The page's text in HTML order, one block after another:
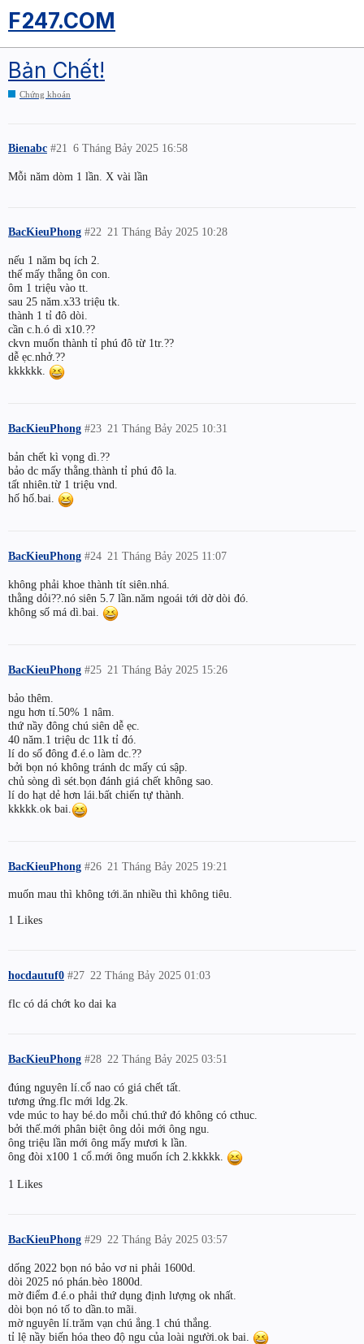
F247.COM
Bản Chết!
Chứng khoán
Bienabc 6 Tháng Bảy 2025 16:58
#21
Mỗi năm dòm 1 lần. X vài lần
BacKieuPhong 21 Tháng Bảy 2025 10:28
#22
nếu 1 năm bq ích 2.
thế mấy thằng ôn con.
ôm 1 triệu vào tt.
sau 25 năm.x33 triệu tk.
thành 1 tỉ đô dòi.
cần c.h.ó dì x10.??
ckvn muốn thành tỉ phú đô từ 1tr.??
dễ ẹc.nhở.??
kkkkkk.
BacKieuPhong 21 Tháng Bảy 2025 10:31
#23
bản chết kì vọng dì.??
bảo dc mấy thằng.thành tỉ phú đô la.
tất nhiên.từ 1 triệu vnd.
hố hố.bai.
BacKieuPhong 21 Tháng Bảy 2025 11:07
#24
không phải khoe thành tít siên.nhá.
thằng dỏi??.nó siên 5.7 lần.năm ngoái tới dờ dòi đó.
không số má dì.bai.
BacKieuPhong 21 Tháng Bảy 2025 15:26
#25
bảo thêm.
ngu hơn tí.50% 1 nâm.
thứ nầy đông chú siên dễ ẹc.
40 năm.1 triệu dc 11k tỉ đó.
lí do số đông đ.é.o làm dc.??
bởi bọn nó không tránh dc mấy cú sập.
chủ sòng dì sét.bọn đánh giá chết không sao.
lí do hạt dẻ hơn lái.bất chiến tự thành.
kkkkk.ok bai.
BacKieuPhong 21 Tháng Bảy 2025 19:21
#26
muốn mau thì không tới.ăn nhiều thì không tiêu.
1 Likes
hocdautuf0 22 Tháng Bảy 2025 01:03
#27
flc có dá chớt ko dai ka
BacKieuPhong 22 Tháng Bảy 2025 03:51
#28
đúng nguyên lí.cổ nao có giá chết tất.
tương ứng.flc mới ldg.2k.
vde múc to hay bé.do mỗi chú.thứ đó không có cthuc.
bởi thế.mới phân biệt ông dỏi mới ông ngu.
ông triệu lần mới ông mấy mươi k lần.
ông đòi x100 1 cổ.mới ông muốn ích 2.kkkkk.
1 Likes
BacKieuPhong 22 Tháng Bảy 2025 03:57
#29
dống 2022 bọn nó bảo vơ ni phải 1600d.
dòi 2025 nó phán.bèo 1800d.
mờ điểm đ.é.o phải thứ dụng định lượng ok nhất.
dòi bọn nó tố to dần.to mãi.
mờ nguyên lí.trăm vạn chú ẳng.1 chú thắng.
tỉ lệ nầy biến hóa theo độ ngu của loài người.ok bai.